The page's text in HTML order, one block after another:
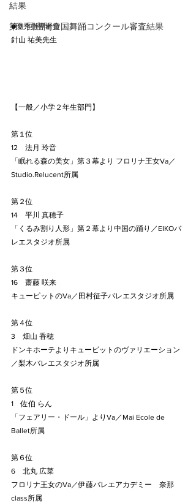
結果
第１回座間全国舞踊コンクール審査結果
●優秀指導者賞
針山 祐美先生
【一般／小学２年生部門】
第１位
12　法月 玲音
「眠れる森の美女」第３幕より フロリナ王女Va／
Studio.Relucent所属
第２位
14　平川 真穂子
「くるみ割り人形」第２幕より中国の踊り／EIKOバ
レエスタジオ所属
第３位
16　齋藤 咲来
キューピットのVa／田村征子バレエスタジオ所属
第４位
3　畑山 香穂
ドンキホーテよりキュービットのヴァリエーション
／梨木バレエスタジオ所属
第５位
1　佐伯 らん
「フェアリー・ドール」よりVa／Mai Ecole de
Ballet所属
第６位
6　北丸 広菜
フロリナ王女のVa／伊藤バレエアカデミー　奈那
class所属